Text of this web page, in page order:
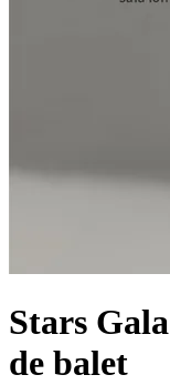
Stars Gala
de balet